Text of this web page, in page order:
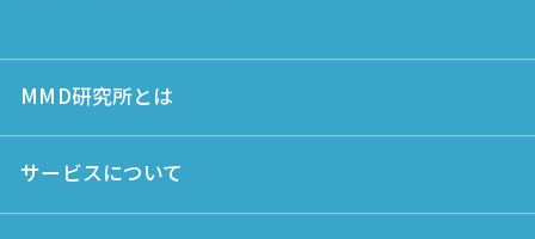
MMD研究所とは
サービスについて